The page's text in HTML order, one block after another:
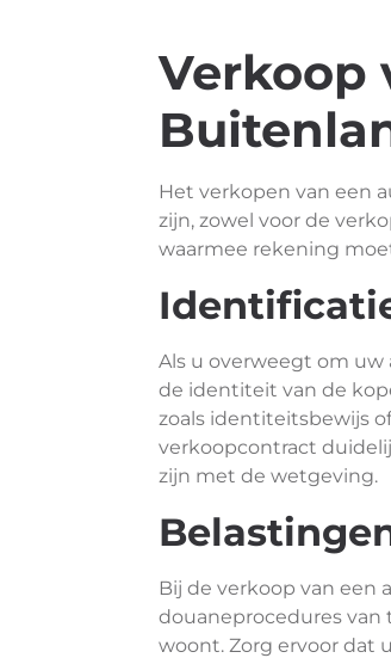
Verkoop
Het verkopen van een
zijn, zowel voor de
waarmee rekening
Als u overweegt om
de identiteit van de
zoals identiteitsbewijs
verkoopcontract
zijn met de wetgeving.
Bij de verkoop van een
douaneprocedures van
woont. Zorg ervoor dat